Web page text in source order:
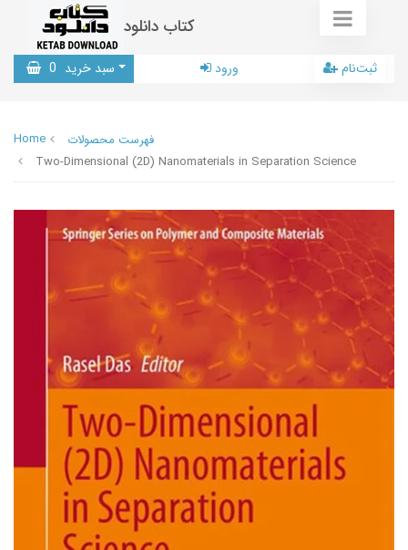
کتاب دانلود
سبد خرید 0 ورود ثبت‌نام
Home
فهرست محصولات
Two-Dimensional (2D) Nanomaterials in Separation Science